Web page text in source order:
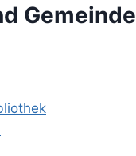
Gemeinde